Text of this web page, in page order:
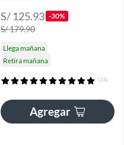
S/ 125.93 -30%
S/ 179.90
Llega mañana
Retira mañana
(14)
Agregar